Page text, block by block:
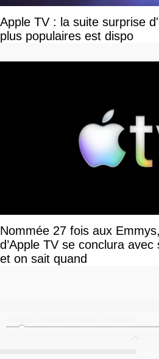
Apple TV : la suite surprise
plus populaires est dispo
Nommée 27 fois aux
d’Apple TV se conclura
et on sait quand